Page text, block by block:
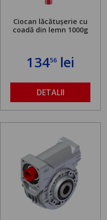
Ciocan lăcătușerie cu
coadă din lemn 1000g
13456 lei
DETALII